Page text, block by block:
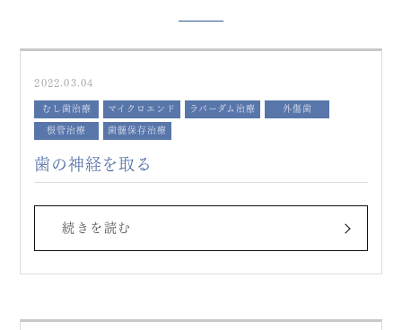
2022.03.04
むし歯治療 マイクロエンド ラバーダム治療 外傷歯
根管治療 歯髄保存治療
歯の神経を取る
続きを読む